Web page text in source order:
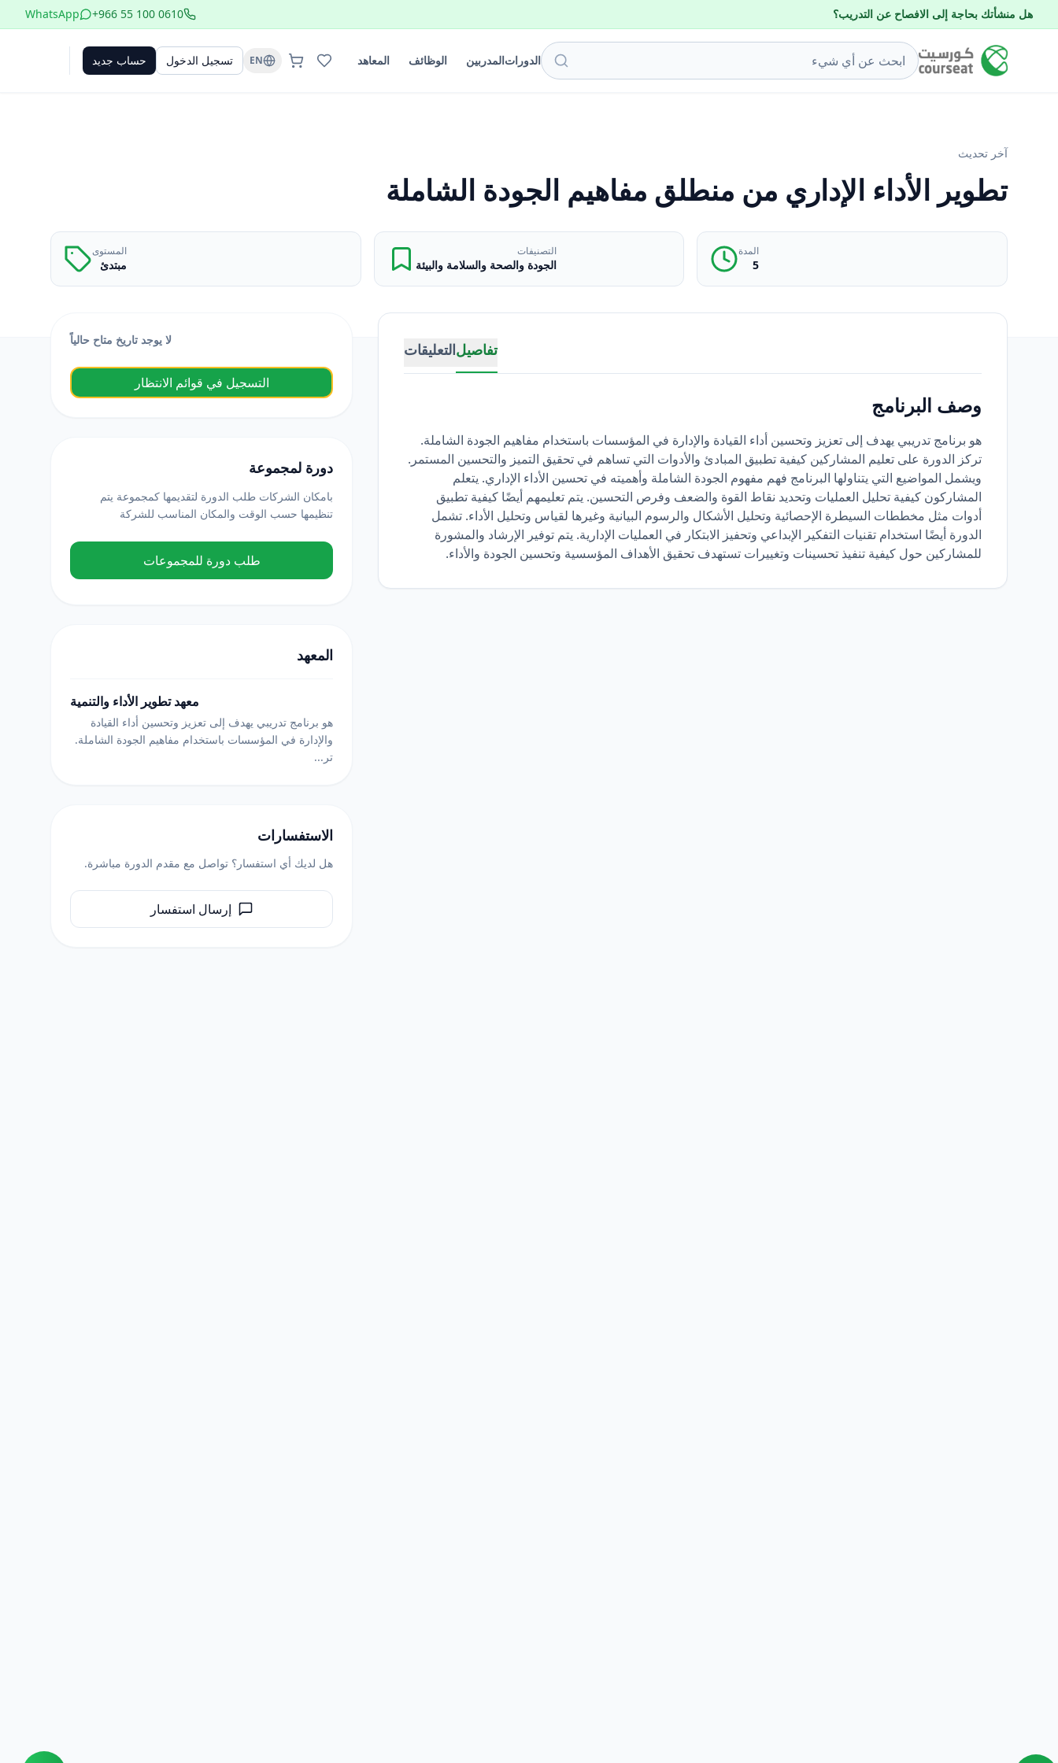
هل منشأتك بحاجة إلى الافصاح عن التدريب؟ +966 55 100 0610
WhatsApp
الدوراتالمدربين الوظائف المعاهد EN تسجيل الدخول حساب جديد
آخر تحديث
تطوير الأداء الإداري من منطلق مفاهيم الجودة الشاملة
المدة
5
التصنيفات
الجودة والصحة والسلامة والبيئة
المستوى
مبتدئ
تفاصيلالتعليقات
وصف البرنامج
هو برنامج تدريبي يهدف إلى تعزيز وتحسين أداء القيادة والإدارة في المؤسسات باستخدام مفاهيم الجودة الشاملة.
تركز الدورة على تعليم المشاركين كيفية تطبيق المبادئ والأدوات التي تساهم في تحقيق التميز والتحسين المستمر.
ويشمل المواضيع التي يتناولها البرنامج فهم مفهوم الجودة الشاملة وأهميته في تحسين الأداء الإداري. يتعلم
المشاركون كيفية تحليل العمليات وتحديد نقاط القوة والضعف وفرص التحسين. يتم تعليمهم أيضًا كيفية تطبيق
أدوات مثل مخططات السيطرة الإحصائية وتحليل الأشكال والرسوم البيانية وغيرها لقياس وتحليل الأداء. تشمل
الدورة أيضًا استخدام تقنيات التفكير الإبداعي وتحفيز الابتكار في العمليات الإدارية. يتم توفير الإرشاد والمشورة
للمشاركين حول كيفية تنفيذ تحسينات وتغييرات تستهدف تحقيق الأهداف المؤسسية وتحسين الجودة والأداء.
لا يوجد تاريخ متاح حالياً
التسجيل في قوائم الانتظار
دورة لمجموعة
بامكان الشركات طلب الدورة لتقديمها كمجموعة يتم
تنظيمها حسب الوقت والمكان المناسب للشركة
طلب دورة للمجموعات
المعهد
معهد تطوير الأداء والتنمية
هو برنامج تدريبي يهدف إلى تعزيز وتحسين أداء القيادة
والإدارة في المؤسسات باستخدام مفاهيم الجودة الشاملة.
تر...
الاستفسارات
هل لديك أي استفسار؟ تواصل مع مقدم الدورة مباشرة.
إرسال استفسار